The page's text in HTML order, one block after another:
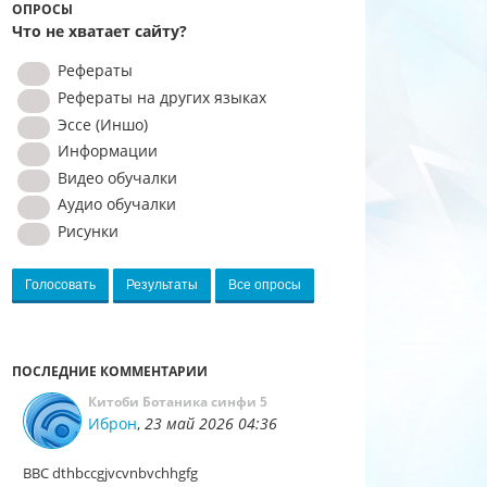
ОПРОСЫ
Что не хватает сайту?
Рефераты
Рефераты на других языках
Эссе (Иншо)
Информации
Видео обучалки
Аудио обучалки
Рисунки
Голосовать Результаты Все опросы
ПОСЛЕДНИЕ КОММЕНТАРИИ
Китоби Ботаника синфи 5
Иброн, 23 май 2026 04:36
BBC dthbccgjvcvnbvchhgfg